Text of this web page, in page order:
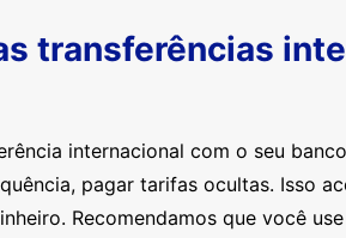
transferências
internacional com o seu
pagar tarifas ocultas. Isso
Recomendamos que você